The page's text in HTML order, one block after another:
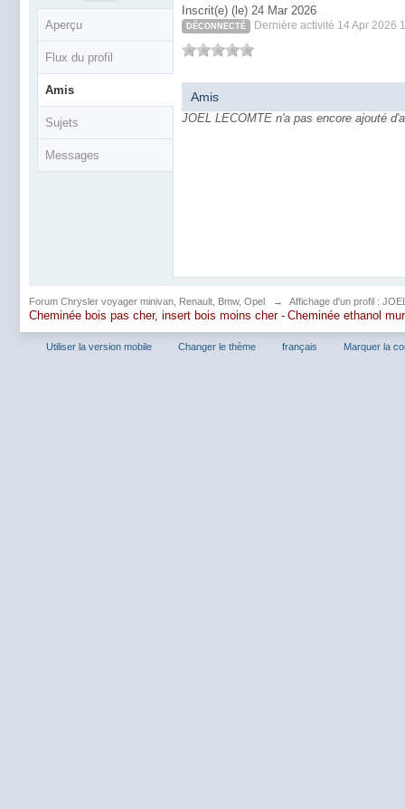
Aperçu
Flux du profil
Amis
Sujets
Messages
Inscrit(e) (le) 24 Mar 2026
DÉCONNECTÉ Dernière activité 14 Apr 2026
Amis
JOEL LECOMTE n'a pas encore ajouté
Forum Chrysler voyager minivan, Renault, Bmw, Opel → Affichage d'un profil :
Cheminée bois pas cher, insert bois moins cher - Cheminée ethanol
Utiliser la version mobile Changer le thème français Marquer la